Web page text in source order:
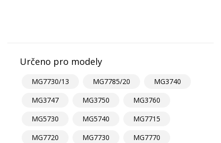
Určeno pro modely
MG7730/13 MG7785/20
MG3740
MG3747
MG3750
MG3760
MG5730
MG5740
MG7715
MG7720
MG7730
MG7770